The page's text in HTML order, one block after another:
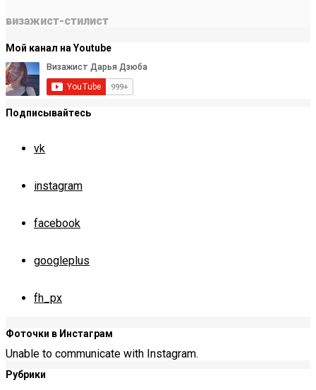
визажист-стилист
Мой канал на Youtube
Подписывайтесь
vk
instagram
facebook
googleplus
fh_px
Фоточки в Инстаграм
Unable to communicate with Instagram.
Рубрики